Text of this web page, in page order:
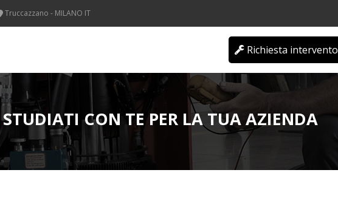
Truccazzano - MILANO IT
Richiesta intervento
STUDIATI CON TE PER LA TUA AZIENDA